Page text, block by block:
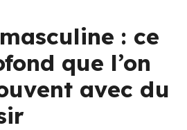
: ce
que l’on
avec du